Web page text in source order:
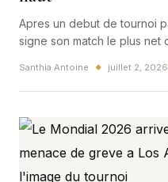
Apres un debut de tournoi
signe son match le plus net
ont transforme la soiree en
Santhia Antoine ◆ juillet 2, 2026